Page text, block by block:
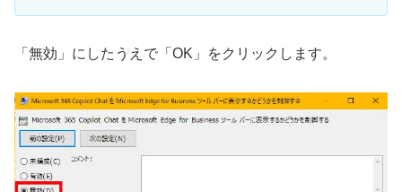
「無効」にしたうえで「OK」をクリックします。